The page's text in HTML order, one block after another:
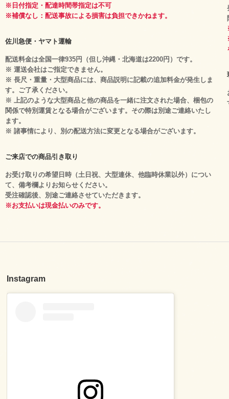
※日付指定・配達時間帯指定は不可
※補償なし：配送事故による損害は負担できかねます。
佐川急便・ヤマト運輸
配送料金は全国一律935円（但し沖縄・北海道は2200円）です。
※ 運送会社はご指定できません。
※ 長尺・重量・大型商品には、商品説明に記載の追加料金が発生しま
す。ご了承ください。
※ 上記のような大型商品と他の商品を一緒に注文された場合、梱包の
関係で特別運賃となる場合がございます。その際は別途ご連絡いたし
ます。
※ 諸事情により、別の配送方法に変更となる場合がございます。
ご来店での商品引き取り
お受け取りの希望日時（土日祝、大型連休、他臨時休業以外）につい
て、備考欄よりお知らせください。
受注確認後、別途ご連絡させていただきます。
※お支払いは現金払いのみです。
Instagram